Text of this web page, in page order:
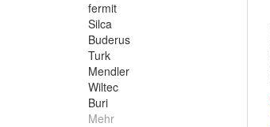
fermit
Silca
Buderus
Turk
Mendler
Wiltec
Buri
Mehr